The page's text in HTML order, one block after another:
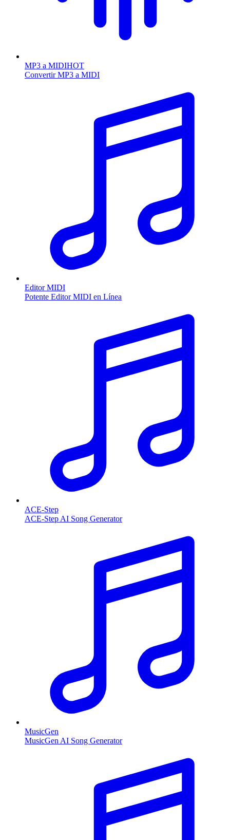
MP3 a MIDIHOT
Convertir MP3 a MIDI
Editor MIDI
Potente Editor MIDI en Línea
ACE-Step
ACE-Step AI Song Generator
MusicGen
MusicGen AI Song Generator